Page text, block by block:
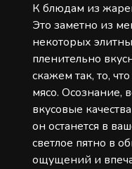
К блюдам из
Это заметно из
некоторых
пленительно
скажем так, то,
мясо. Осознание,
вкусовые
он останется в
светлое пятно в
ощущений и